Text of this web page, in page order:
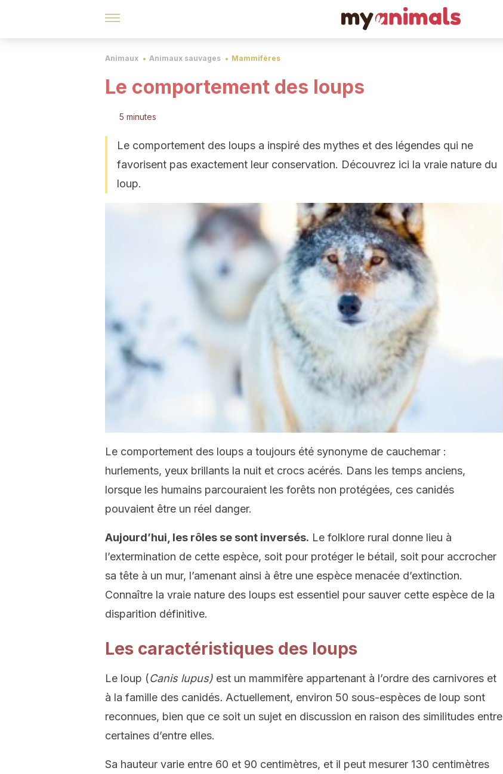
Animaux Animaux sauvages Mammifères
Le comportement des loups
5 minutes
Le comportement des loups a inspiré des mythes et des légendes qui ne
favorisent pas exactement leur conservation. Découvrez ici la vraie nature du
loup.
Le comportement des loups a toujours été synonyme de cauchemar :
hurlements, yeux brillants la nuit et crocs acérés. Dans les temps anciens,
lorsque les humains parcouraient les forêts non protégées, ces canidés
pouvaient être un réel danger.
Aujourd’hui, les rôles se sont inversés. Le folklore rural donne lieu à
l’extermination de cette espèce, soit pour protéger le bétail, soit pour accrocher
sa tête à un mur, l’amenant ainsi à être une espèce menacée d’extinction.
Connaître la vraie nature des loups est essentiel pour sauver cette espèce de la
disparition définitive.
Les caractéristiques des loups
Le loup (Canis lupus) est un mammifère appartenant à l’ordre des carnivores et
à la famille des canidés. Actuellement, environ 50 sous-espèces de loup sont
reconnues, bien que ce soit un sujet en discussion en raison des similitudes entre
certaines d’entre elles.
Sa hauteur varie entre 60 et 90 centimètres, et il peut mesurer 130 centimètres